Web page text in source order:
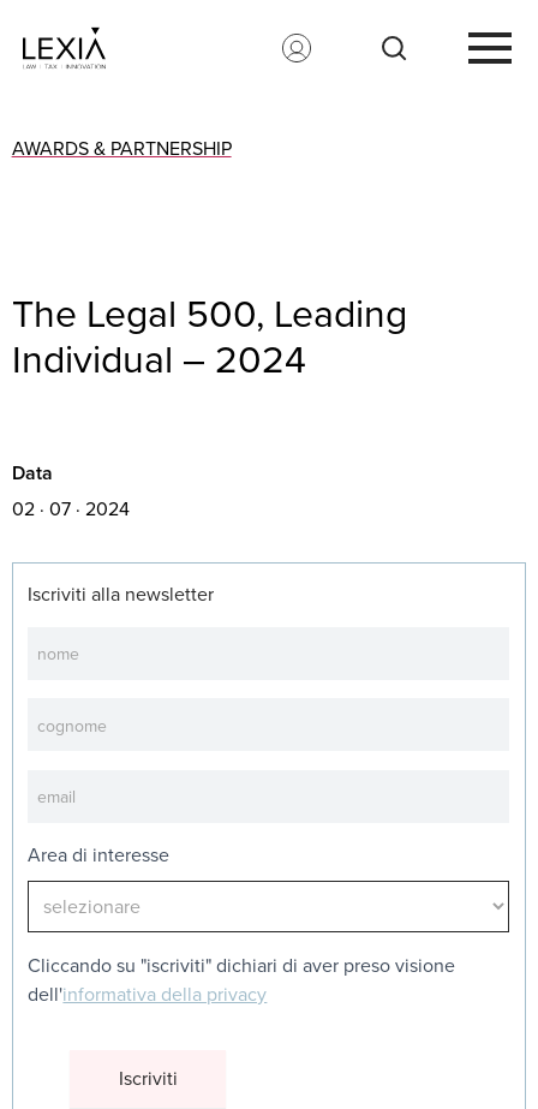
Search for:
AWARDS & PARTNERSHIP
The Legal 500, Leading
Individual – 2024
Iscriviti alla newsletter
Area di interesse
Cliccando su "iscriviti" dichiari di aver preso visione
dell'informativa della privacy
Data
02 · 07 · 2024